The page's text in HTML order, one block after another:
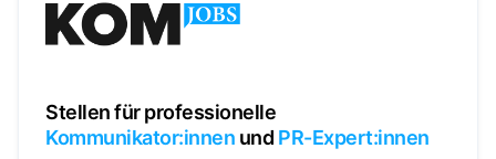
Stellen für professionelle
Kommunikator:innen und PR-Expert:innen